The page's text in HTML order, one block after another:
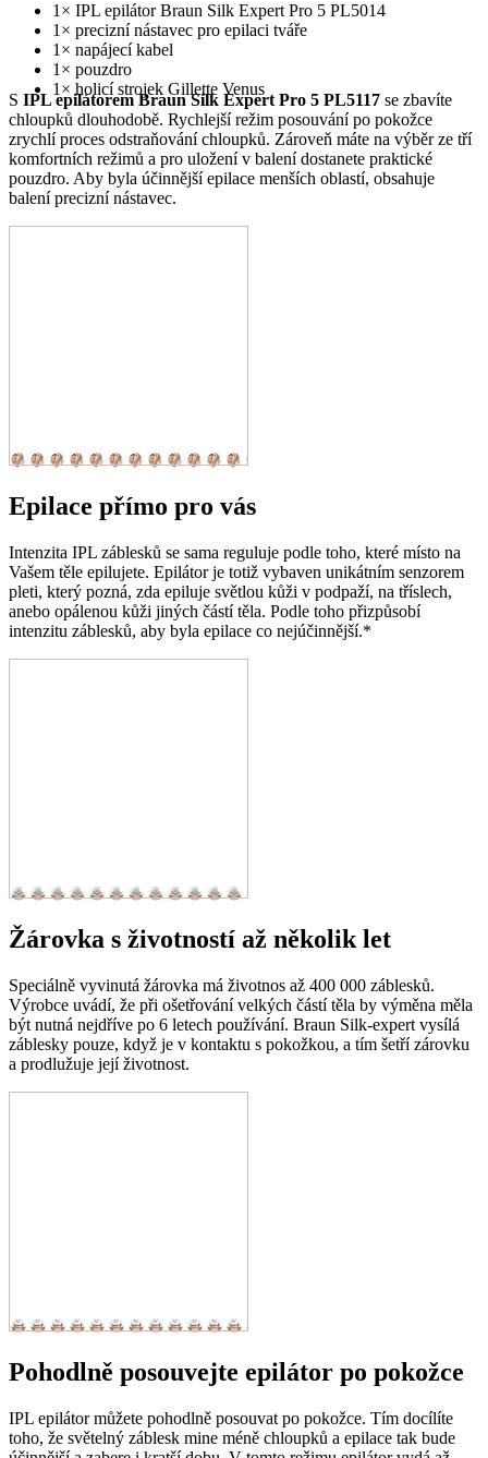
1× IPL epilátor Braun Silk Expert Pro 5 PL5014
1× precizní nástavec pro epilaci tváře
1× napájecí kabel
1× pouzdro
1× holicí strojek Gillette Venus
S IPL epilátorem Braun Silk Expert Pro 5 PL5117 se zbavíte
chloupků dlouhodobě. Rychlejší režim posouvání po pokožce
zrychlí proces odstraňování chloupků. Zároveň máte na výběr ze tří
komfortních režimů a pro uložení v balení dostanete praktické
pouzdro. Aby byla účinnější epilace menších oblastí, obsahuje
balení precizní nástavec.
Epilace přímo pro vás
Intenzita IPL záblesků se sama reguluje podle toho, které místo na
Vašem těle epilujete. Epilátor je totiž vybaven unikátním senzorem
pleti, který pozná, zda epiluje světlou kůži v podpaží, na tříslech,
anebo opálenou kůži jiných částí těla. Podle toho přizpůsobí
intenzitu záblesků, aby byla epilace co nejúčinnější.*
Žárovka s životností až několik let
Speciálně vyvinutá žárovka má životnos až 400 000 záblesků.
Výrobce uvádí, že při ošetřování velkých částí těla by výměna měla
být nutná nejdříve po 6 letech používání. Braun Silk-expert vysílá
záblesky pouze, když je v kontaktu s pokožkou, a tím šetří zárovku
a prodlužuje její životnost.
Pohodlně posouvejte epilátor po pokožce
IPL epilátor můžete pohodlně posouvat po pokožce. Tím docílíte
toho, že světelný záblesk mine méně chloupků a epilace tak bude